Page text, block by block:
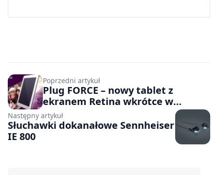
Poprzedni artykuł
Plug FORCE – nowy tablet z
ekranem Retina wkrótce w
sklepach
Następny artykuł
Słuchawki dokanałowe Sennheiser
IE 800